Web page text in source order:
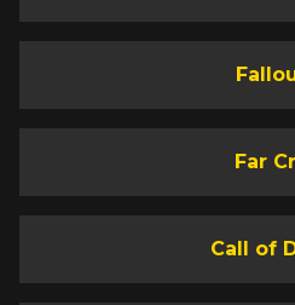
Far
Call of